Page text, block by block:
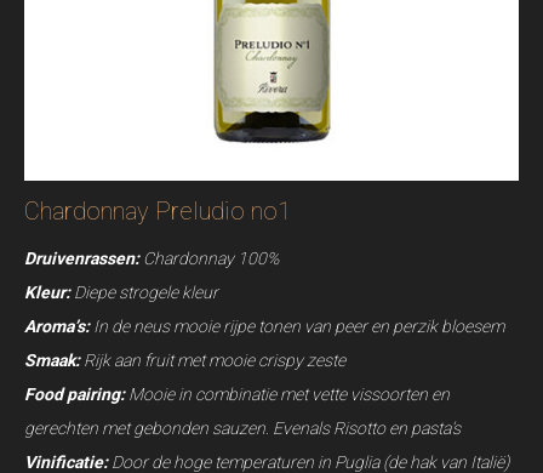
Chardonnay Preludio no1
Druivenrassen:Chardonnay 100%
Kleur:Diepe strogele kleur
Aroma’s: In de neus mooie rijpe tonen van peer en perzik bloesem
Smaak: Rijk aan fruit met mooie crispy zeste
Food pairing:Mooie in combinatie met vette vissoorten en
gerechten met gebonden sauzen. Evenals Risotto en pasta’s
Vinificatie:Door de hoge temperaturen in Puglia (de hak van Italië)